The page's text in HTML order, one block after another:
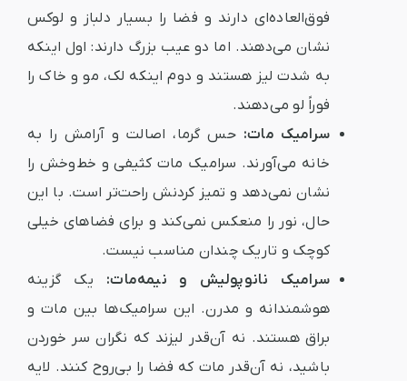
فوق‌العاده‌ای دارند و فضا را بسیار دلباز و لوکس
نشان می‌دهند. اما دو عیب بزرگ دارند: اول اینکه
به شدت لیز هستند و دوم اینکه لک، مو و خاک را
فوراً لو می‌دهند.
سرامیک مات: حس گرما، اصالت و آرامش را به
خانه می‌آورند. سرامیک مات کثیفی و خط‌وخش را
نشان نمی‌دهد و تمیز کردنش راحت‌تر است. با این
حال، نور را منعکس نمی‌کند و برای فضاهای خیلی
کوچک و تاریک چندان مناسب نیست.
سرامیک نانوپولیش و نیمه‌مات: یک گزینه
هوشمندانه و مدرن. این سرامیک‌ها بین مات و
براق هستند. نه آن‌قدر لیزند که نگران سر خوردن
باشید، نه آن‌قدر مات که فضا را بی‌روح کنند. لایه